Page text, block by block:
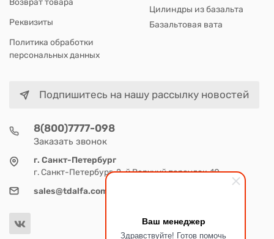
Ваш менеджер
Здравствуйте! Готов помочь
Реквизиты
Политика обработки
персональных данных
Цилиндры из базальта
Базальтовая вата
Подпишитесь на нашу рассылку новостей
8(800)7777-098
Заказать звонок
г. Санкт-Петербург
г. Санкт-Петербург, 2-й Верхний переулок, 10
sales@tdalfa.com